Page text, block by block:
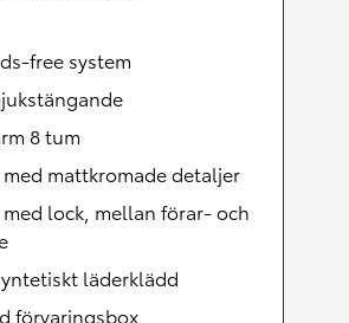
free system
8 tum
mattkromade detaljer
lock, mellan förar- och
läderklädd
förvaringsbox